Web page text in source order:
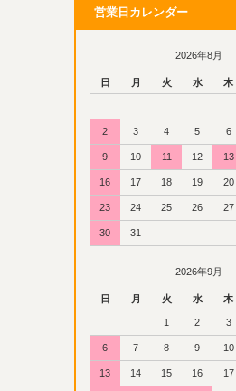
営業日カレンダー
2026年8月
日 月 火 水 木
2 3 4 5 6
9 10 11 12 13
16 17 18 19 20
23 24 25 26 27
30 31
2026年9月
日 月 火 水 木
1 2 3
6 7 8 9 10
13 14 15 16 17